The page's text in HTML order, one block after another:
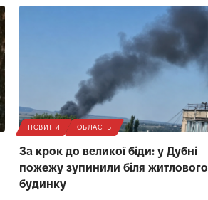
НОВИНИ ОБЛАСТЬ
За крок до великої біди: у Дубні
пожежу зупинили біля житлового
будинку